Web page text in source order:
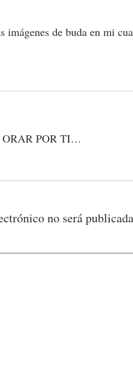
imágenes de buda en mi
POR TI…
no será